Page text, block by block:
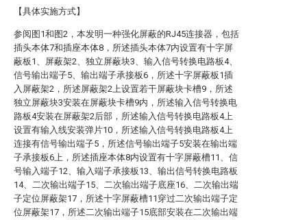
【具体实施方式】
参阅图1和图2，本发明一种强化屏蔽的RJ45连接器，包括
插头本体7和插座本体8，所述插头本体7内设置有十字屏
蔽板1、屏蔽架2、独立屏蔽块3、输入信号转换电路板4、
信号输出端子5、输出端子承接板6，所述十字屏蔽板1插
入屏蔽架2，所述屏蔽架2上设置若干屏蔽块卡槽9，所述
独立屏蔽块3安装在屏蔽块卡槽9内，所述输入信号转换电
路板4安装在屏蔽架2后部，所述输入信号转换电路板4上
设置有输入线安装弹片10，所述输入信号转换电路板4上
连接有信号输出端子5，所述信号输出端子5安装在输出端
子承接板6上，所述插座本体8内设置有十字屏蔽槽11、信
号输入端子12、输入端子承接板13、输出信号转换电路板
14、二次输出端子15、二次输出端子底座16、二次输出端
子定位屏蔽架17，所述十字屏蔽槽11穿过二次输出端子定
位屏蔽架17，所述二次输出端子15底部安装在二次输出端